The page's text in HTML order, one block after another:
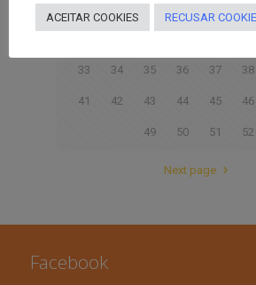
17 18 19 20 21 22
33 34 35 36 37 38
41 42 43 44 45 46
49 50 51 52
Next page
Facebook
ACEITAR COOKIES RECUSAR